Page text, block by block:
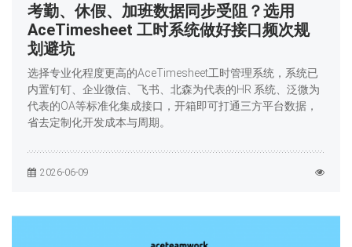
考勤、休假、加班数据同步受阻？选用
AceTimesheet 工时系统做好接口频次规
划避坑
选择专业化程度更高的AceTimesheet工时管理系统，系统已
内置钉钉、企业微信、飞书、北森为代表的HR 系统、泛微为
代表的OA等标准化集成接口，开箱即可打通三方平台数据，
省去定制化开发成本与周期。
2026-06-09